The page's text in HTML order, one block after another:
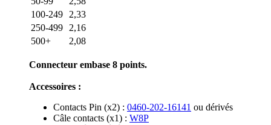
100-249
2,33
250-499
2,16
500+
2,08
Connecteur embase 8 points.
Accessoires :
Contacts Pin (x2) : 0460-202-16141 ou dérivés
Câle contacts (x1) : W8P